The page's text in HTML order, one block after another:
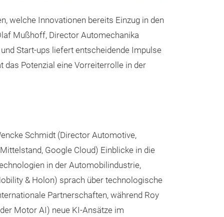
welche Innovationen bereits Einzug in den
Mußhoff, Director Automechanika
Start-ups liefert entscheidende Impulse
Potenzial eine Vorreiterrolle in der
Schmidt (Director Automotive,
Google Cloud) Einblicke in die
in der Automobilindustrie,
& Holon) sprach über technologische
Partnerschaften, während Roy
Motor AI) neue KI-Ansätze im